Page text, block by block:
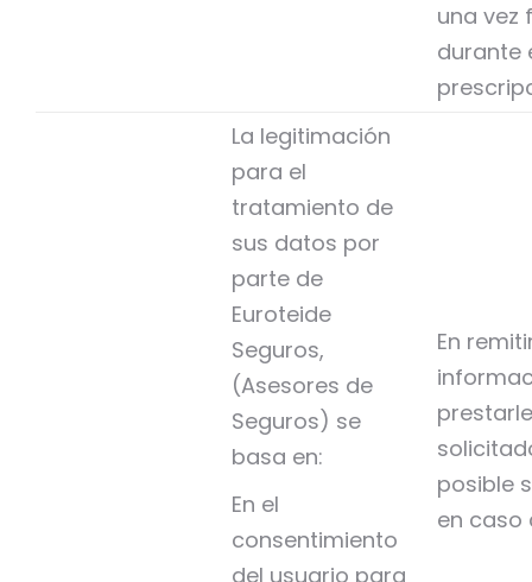
una vez
durante
La legitimación
para el
tratamiento de
sus datos por
parte de
Euroteide
Seguros,
(Asesores de
Seguros) se
basa en:
En el
consentimiento
del usuario para
En
posible
en caso